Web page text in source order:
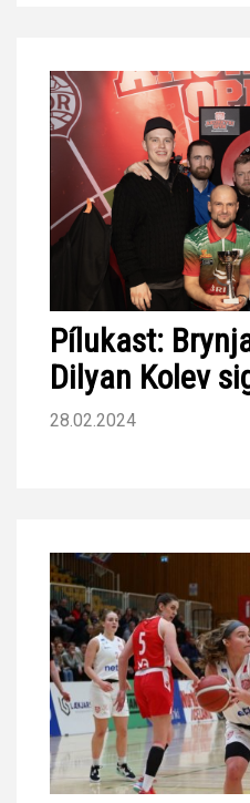
Pílukast:
Dilyan Kolev
28.02.2024